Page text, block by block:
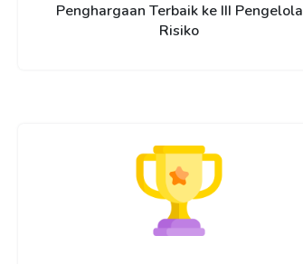
Penghargaan Terbaik ke III Pengelola
Risiko